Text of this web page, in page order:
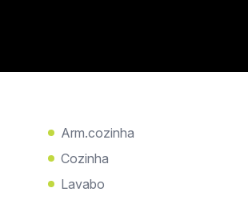
Arm.cozinha
Cozinha
Lavabo